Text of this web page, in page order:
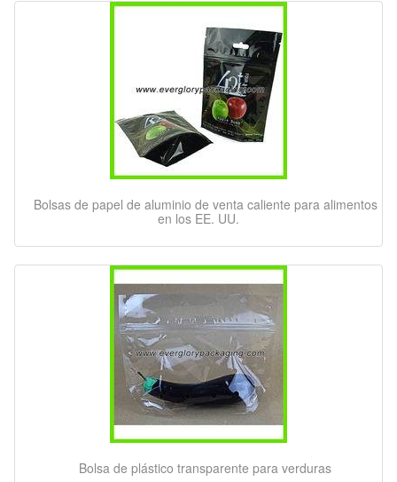
Bolsas de papel de aluminio de venta caliente para alimentos
en los EE. UU.
Bolsa de plástico transparente para verduras